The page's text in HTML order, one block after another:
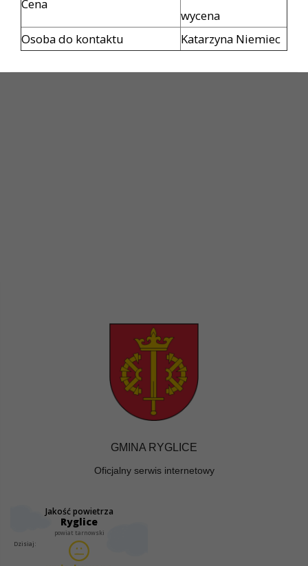
Cena
wycena
Osoba do kontaktu
Katarzyna Niemiec
GMINA RYGLICE
Oficjalny serwis internetowy